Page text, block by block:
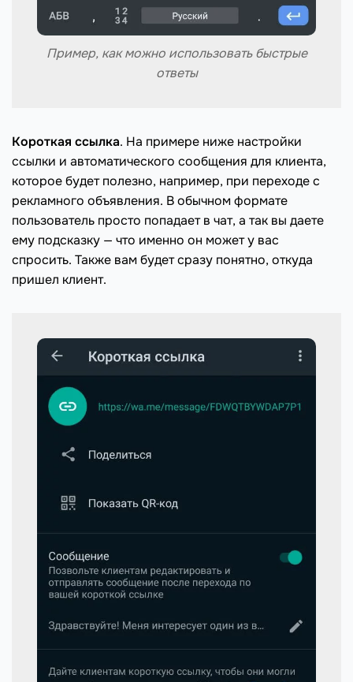
Пример, как можно использовать быстрые
ответы
Короткая ссылка. На примере ниже настройки
ссылки и автоматического сообщения для клиента,
которое будет полезно, например, при переходе с
рекламного объявления. В обычном формате
пользователь просто попадает в чат, а так вы даете
ему подсказку — что именно он может у вас
спросить. Также вам будет сразу понятно, откуда
пришел клиент.